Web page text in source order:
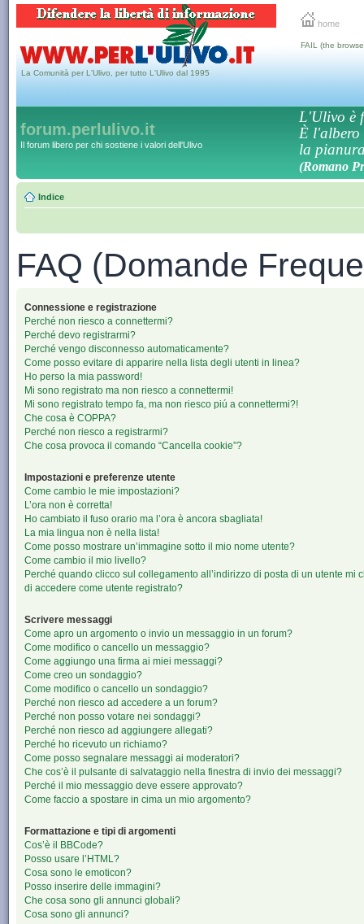
home
La Comunità per L'Ulivo, per tutto L'Ulivo dal 1995
FAIL (the
forum.perlulivo.it
Il forum libero per chi sostiene i valori dell'Ulivo
L'Ulivo è
È l'albero
la
(Romano
Indice
FAQ (Domande
Connessione e registrazione
Perché non riesco a connettermi?
Perché devo registrarmi?
Perché vengo disconnesso automaticamente?
Come posso evitare di apparire nella lista degli utenti in linea?
Ho perso la mia password!
Mi sono registrato ma non riesco a connettermi!
Mi sono registrato tempo fa, ma non riesco piú a connettermi?!
Che cosa è COPPA?
Perché non riesco a registrarmi?
Che cosa provoca il comando “Cancella cookie”?
Impostazioni e preferenze utente
Come cambio le mie impostazioni?
L’ora non è corretta!
Ho cambiato il fuso orario ma l’ora è ancora sbagliata!
La mia lingua non è nella lista!
Come posso mostrare un’immagine sotto il mio nome utente?
Come cambio il mio livello?
Perché quando clicco sul collegamento all’indirizzo di posta di un utente mi
di accedere come utente registrato?
Scrivere messaggi
Come apro un argomento o invio un messaggio in un forum?
Come modifico o cancello un messaggio?
Come aggiungo una firma ai miei messaggi?
Come creo un sondaggio?
Come modifico o cancello un sondaggio?
Perché non riesco ad accedere a un forum?
Perché non posso votare nei sondaggi?
Perché non riesco ad aggiungere allegati?
Perché ho ricevuto un richiamo?
Come posso segnalare messaggi ai moderatori?
Che cos’è il pulsante di salvataggio nella finestra di invio dei messaggi?
Perché il mio messaggio deve essere approvato?
Come faccio a spostare in cima un mio argomento?
Formattazione e tipi di argomenti
Cos’è il BBCode?
Posso usare l’HTML?
Cosa sono le emoticon?
Posso inserire delle immagini?
Che cosa sono gli annunci globali?
Cosa sono gli annunci?